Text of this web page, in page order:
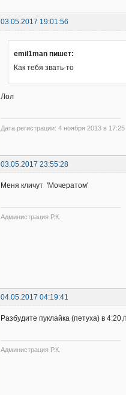
03.05.2017 19:01:56
emil1man пишет:
Как тебя звать-то
Лол
Дата регистрации: 4 ноября 2013 в 17:25
03.05.2017 23:55:28
Меня кличут 'Мочератом'
Администрация Р.К.
04.05.2017 04:19:41
Разбудите пуклайка (петуха) в
Администрация Р.К.